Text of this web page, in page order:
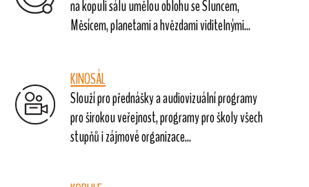
na kopuli sálu umělou oblohu se Sluncem,
Měsícem, planetami a hvězdami viditelnými...
KINOSÁL
Slouží pro přednášky a audiovizuální programy
pro širokou veřejnost, programy pro školy všech
stupňů i zájmové organizace...